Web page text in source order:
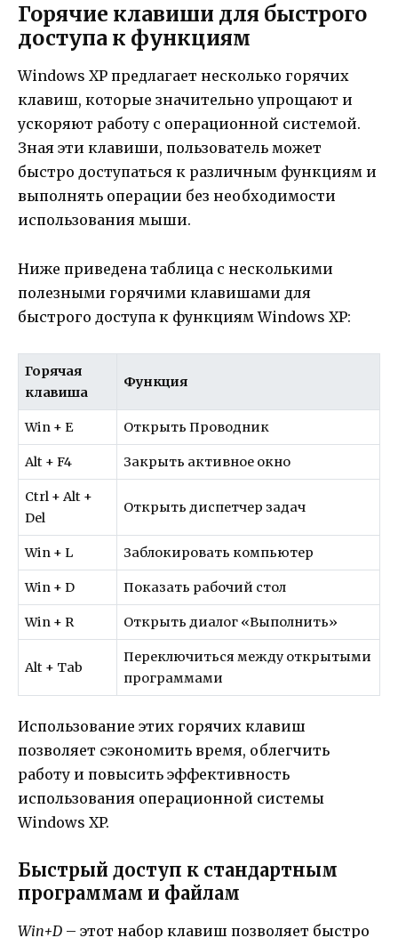
Горячие клавиши для быстрого
доступа к функциям
Windows XP предлагает несколько горячих
клавиш, которые значительно упрощают и
ускоряют работу с операционной системой.
Зная эти клавиши, пользователь может
быстро доступаться к различным функциям и
выполнять операции без необходимости
использования мыши.
Ниже приведена таблица с несколькими
полезными горячими клавишами для
быстрого доступа к функциям Windows XP:
Горячая
клавиша
Функция
Win + E Открыть Проводник
Alt + F4 Закрыть активное окно
Ctrl + Alt +
Del
Открыть диспетчер задач
Win + L Заблокировать компьютер
Win + D Показать рабочий стол
Win + R Открыть диалог «Выполнить»
Alt + Tab
Переключиться между открытыми
программами
Использование этих горячих клавиш
позволяет сэкономить время, облегчить
работу и повысить эффективность
использования операционной системы
Windows XP.
Быстрый доступ к стандартным
программам и файлам
Win+D – этот набор клавиш позволяет быстро